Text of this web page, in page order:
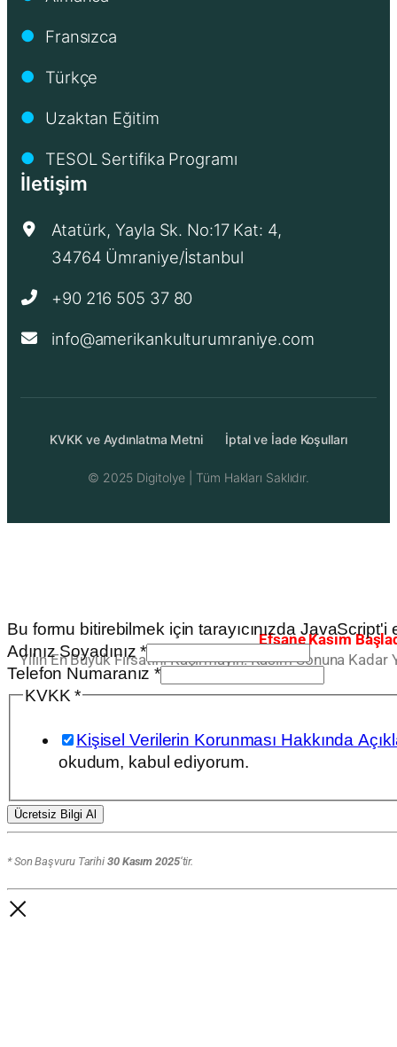
● Fransızca
● Türkçe
● Uzaktan Eğitim
● TESOL Sertifika Programı
İletişim
Atatürk, Yayla Sk. No:17 Kat: 4,
34764 Ümraniye/İstanbul
+90 216 505 37 80
info@amerikankulturumraniye.com
KVKK ve Aydınlatma Metni İptal ve İade Koşulları
© 2025 Digitolye | Tüm Hakları Saklıdır.
Efsane Kasım
Yılın En Büyük Fırsatını Kaçırmayın. Kasım Sonuna
Bu formu bitirebilmek için tarayıcınızda JavaScript'i
Adınız Soyadınız*
Numaranız
KVKK
Telefon Numaranız*
KVKK*
Kişisel Verilerin Korunması Hakkında
okudum, kabul ediyorum.
Ücretsiz Bilgi Al
* Son Başvuru Tarihi 30 Kasım 2025‘tir.